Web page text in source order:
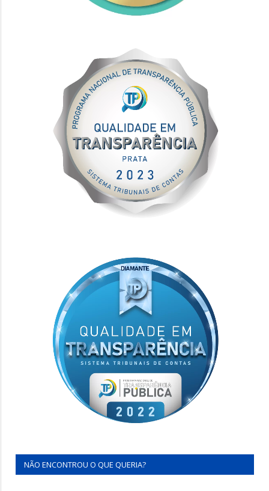
NÃO ENCONTROU O QUE QUERIA?